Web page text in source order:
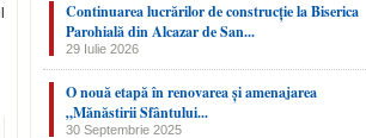
Continuarea lucrărilor de construcție la Biserica
Parohială din Alcazar de San...
29 Iulie 2026
O nouă etapă în renovarea și amenajarea
„Mănăstirii Sfântului...
30 Septembrie 2025